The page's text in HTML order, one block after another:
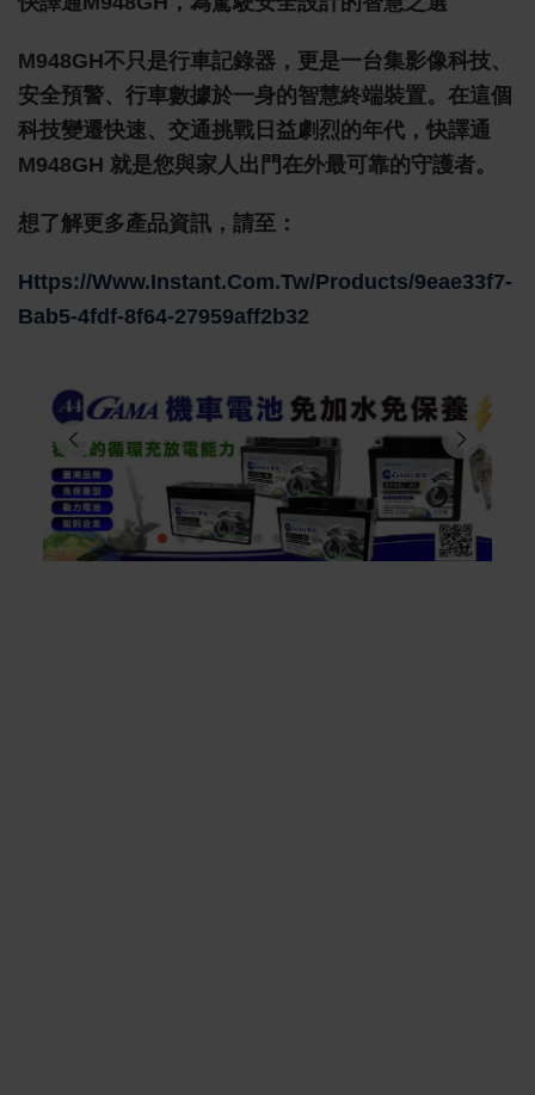
M948GH不只是行車記錄器，更是一台集影像科技、
安全預警、行車數據於一身的智慧終端裝置。在這個
科技變遷快速、交通挑戰日益劇烈的年代，快譯通
M948GH 就是您與家人出門在外最可靠的守護者。
想了解更多產品資訊，請至：
Https://www.instant.com.tw/products/9eae33f7-
Bab5-4fdf-8f64-27959aff2b32